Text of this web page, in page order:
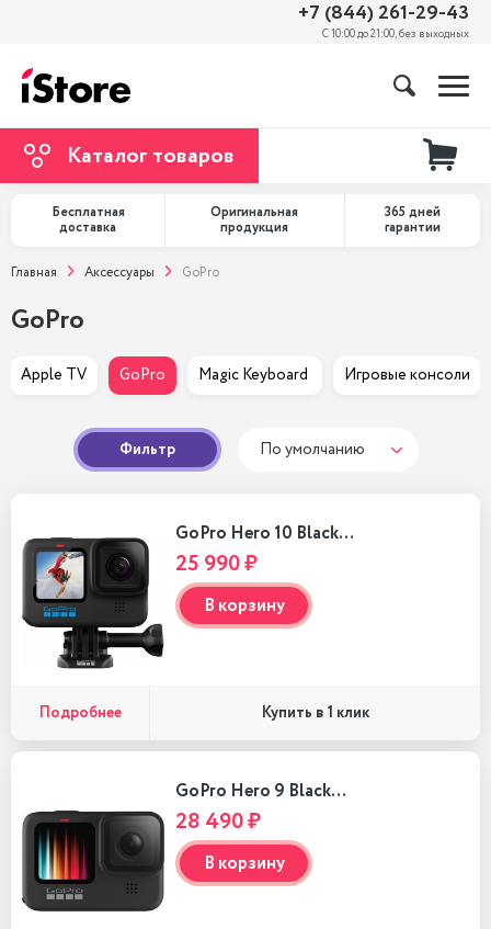
+7 (844) 261-29-43
С 10:00 до 21:00, без выходных
Каталог товаров
Бесплатная
доставка
Оригинальная
продукция
365 дней
гарантии
Главная Аксессуары GoPro
GoPro
Apple TV GoPro Magic Keyboard Игровые консоли
Фильтр По умолчанию
GoPro Hero 10 Black…
25 990 ₽
В корзину
Подробнее Купить в 1 клик
GoPro Hero 9 Black…
28 490 ₽
В корзину